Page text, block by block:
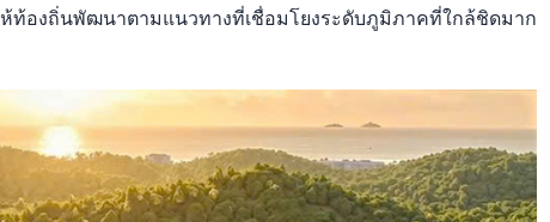
องถิ่นพัฒนาตามแนวทางที่เชื่อมโยงระดับภูมิภาคที่ใกล้ชิดมาก